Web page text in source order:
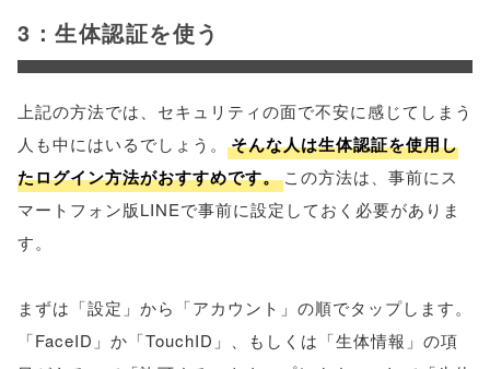
3：生体認証を使う
上記の方法では、セキュリティの面で不安に感じてしまう
人も中にはいるでしょう。
そんな人は生体認証を使用し
たログイン方法がおすすめです。 この方法は、事前にス
マートフォン版LINEで事前に設定しておく必要がありま
す。
まずは「設定」から「アカウント」の順でタップします。
「FaceID」か「TouchID」、もしくは「生体情報」の項